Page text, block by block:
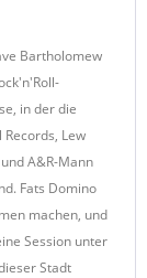
Bartholomew
in der die
Lew
A&R-Mann
Fats Domino
machen, und
Session unter
Stadt